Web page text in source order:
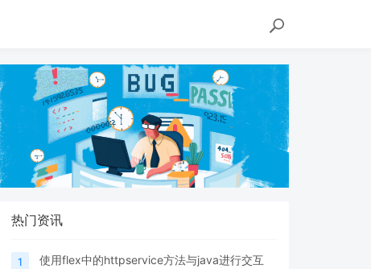
热门资讯
1 使用flex中的httpservice方法与java进行交互